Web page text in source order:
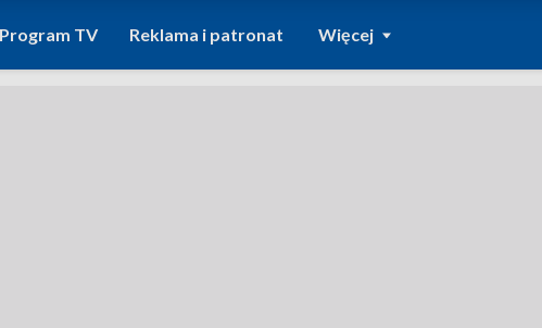
Program TV Reklama i patronat Więcej